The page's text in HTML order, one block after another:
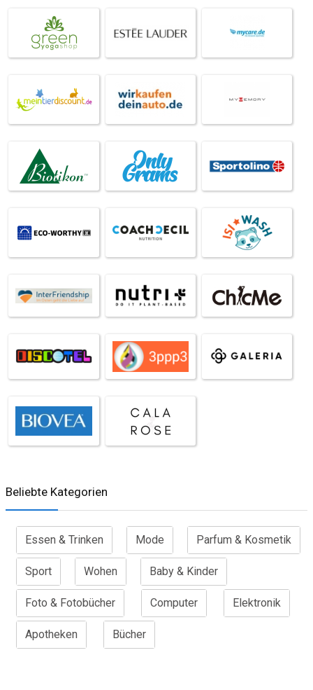
Beliebte Kategorien
Essen & Trinken Mode Parfum & Kosmetik
Sport Wohen Baby & Kinder
Foto & Fotobücher Computer Elektronik
Apotheken Bücher